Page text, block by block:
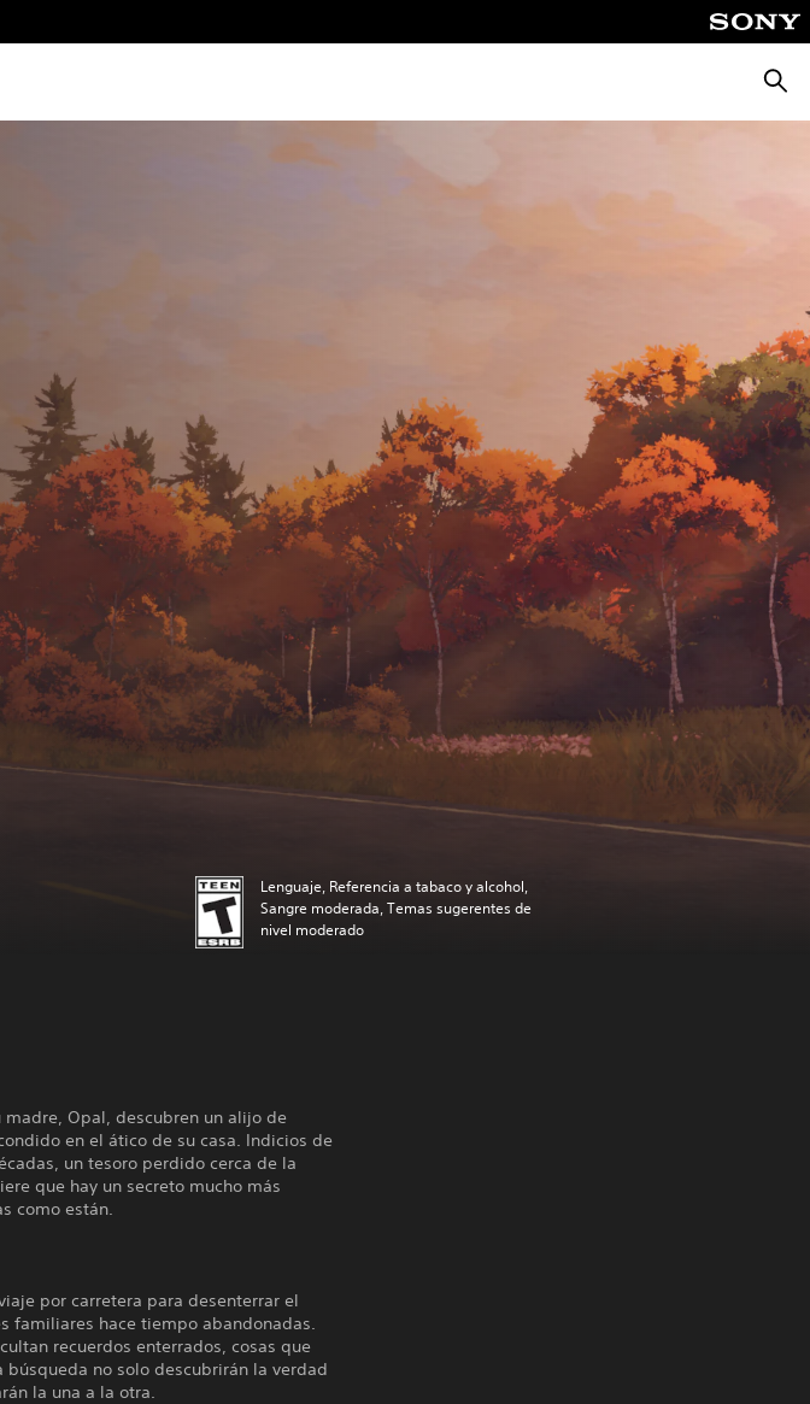
Lenguaje, Referencia a tabaco y alcohol,
Sangre moderada, Temas sugerentes de
nivel moderado
madre, Opal, descubren un alijo de
en el ático de su casa. Indicios de
un tesoro perdido cerca de la
que hay un secreto mucho más
como están.
por carretera para desenterrar el
familiares hace tiempo abandonadas.
recuerdos enterrados, cosas que
no solo descubrirán la verdad
la una a la otra.